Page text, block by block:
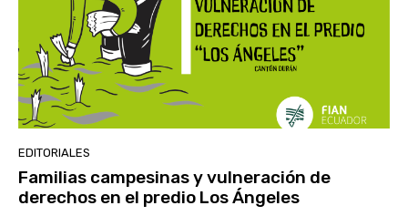
EDITORIALES
Familias campesinas y vulneración de
derechos en el predio Los Ángeles